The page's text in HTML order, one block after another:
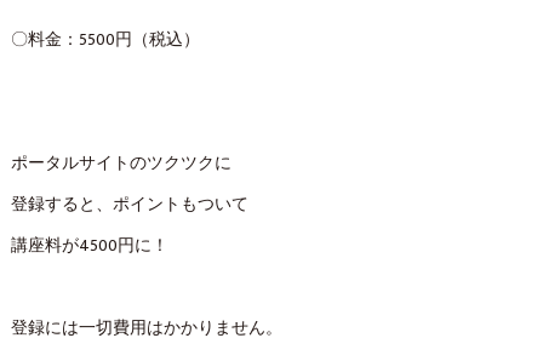
〇料金：5500円（税込）
ポータルサイトのツクツクに
登録すると、ポイントもついて
講座料が4500円に！
登録には一切費用はかかりません。